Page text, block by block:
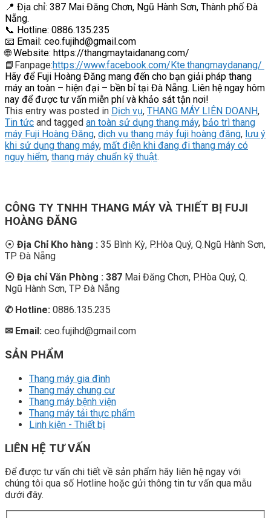
📍 Địa chỉ: 387 Mai Đăng Chơn, Ngũ Hành Sơn, Thành phố Đà
Nẵng.
📞 Hotline: 0886.135.235
📧 Email: ceo.fujihd@gmail.com
🌐 Website: https://thangmaytaidanang.com/
📘Fanpage:https://www.facebook.com/Kte.thangmaydanang/
Hãy để Fuji Hoàng Đăng mang đến cho bạn giải pháp thang
máy an toàn – hiện đại – bền bỉ tại Đà Nẵng. Liên hệ ngay hôm
nay để được tư vấn miễn phí và khảo sát tận nơi!
This entry was posted in Dịch vụ, THANG MÁY LIÊN DOANH,
Tin tức and tagged an toàn sử dụng thang máy, bảo trì thang
máy Fuji Hoàng Đăng, dịch vụ thang máy fuji hoàng đăng, lưu ý
khi sử dụng thang máy, mất điện khi đang đi thang máy có
nguy hiểm, thang máy chuẩn kỹ thuật.
CÔNG TY TNHH THANG MÁY VÀ THIẾT BỊ FUJI
HOÀNG ĐĂNG
⦿ Địa Chỉ Kho hàng : 35 Bình Kỳ, P.Hòa Quý, Q.Ngũ Hành Sơn,
TP Đà Nẵng
⦿ Địa chỉ Văn Phòng : 387 Mai Đăng Chơn, P.Hòa Quý, Q.
Ngũ Hành Sơn, TP Đà Nẵng
✆Hotline: 0886.135.235
✉ Email: ceo.fujihd@gmail.com
SẢN PHẨM
Thang máy gia đình
Thang máy chung cư
Thang máy bệnh viện
Thang máy tải thực phẩm
Linh kiện - Thiết bị
LIÊN HỆ TƯ VẤN
Để được tư vấn chi tiết về sản phẩm hãy liên hệ ngay với
chúng tôi qua số Hotline hoặc gửi thông tin tư vấn qua mẫu
dưới đây.